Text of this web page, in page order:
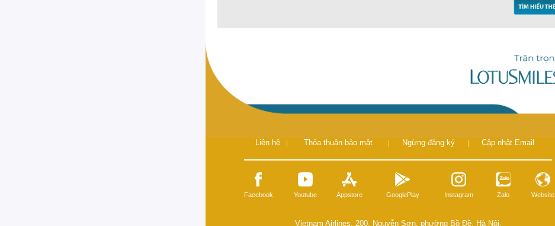
Liên hệ | Thỏa thuận bảo mật | Ngừng đăng ký | Cập nhật Email
Facebook Youtube Appstore GooglePlay Instagram Zalo Website
Vietnam Airlines, 200, Nguyễn Sơn, phường Bồ Đề, Hà Nội.